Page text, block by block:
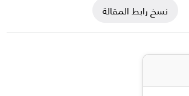
نسخ رابط المقالة